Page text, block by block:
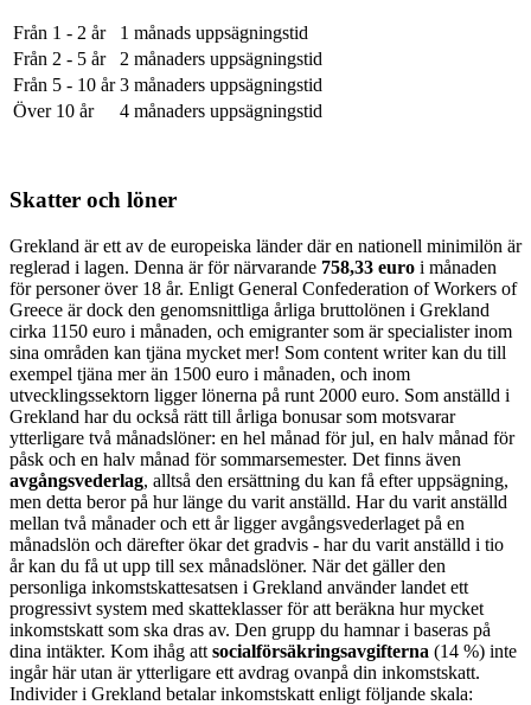
Från 1 - 2 år
1 månads uppsägningstid
Från 2 - 5 år
2 månaders uppsägningstid
Från 5 - 10 år 3 månaders uppsägningstid
Över 10 år
4 månaders uppsägningstid
Skatter och löner
Grekland är ett av de europeiska länder där en nationell minimilön är
reglerad i lagen. Denna är för närvarande 758,33 euro i månaden
för personer över 18 år. Enligt General Confederation of Workers of
Greece är dock den genomsnittliga årliga bruttolönen i Grekland
cirka 1150 euro i månaden, och emigranter som är specialister inom
sina områden kan tjäna mycket mer! Som content writer kan du till
exempel tjäna mer än 1500 euro i månaden, och inom
utvecklingssektorn ligger lönerna på runt 2000 euro. Som anställd i
Grekland har du också rätt till årliga bonusar som motsvarar
ytterligare två månadslöner: en hel månad för jul, en halv månad för
påsk och en halv månad för sommarsemester. Det finns även
avgångsvederlag, alltså den ersättning du kan få efter uppsägning,
men detta beror på hur länge du varit anställd. Har du varit anställd
mellan två månader och ett år ligger avgångsvederlaget på en
månadslön och därefter ökar det gradvis - har du varit anställd i tio
år kan du få ut upp till sex månadslöner. När det gäller den
personliga inkomstskattesatsen i Grekland använder landet ett
progressivt system med skatteklasser för att beräkna hur mycket
inkomstskatt som ska dras av. Den grupp du hamnar i baseras på
dina intäkter. Kom ihåg att socialförsäkringsavgifterna (14 %) inte
ingår här utan är ytterligare ett avdrag ovanpå din inkomstskatt.
Individer i Grekland betalar inkomstskatt enligt följande skala: